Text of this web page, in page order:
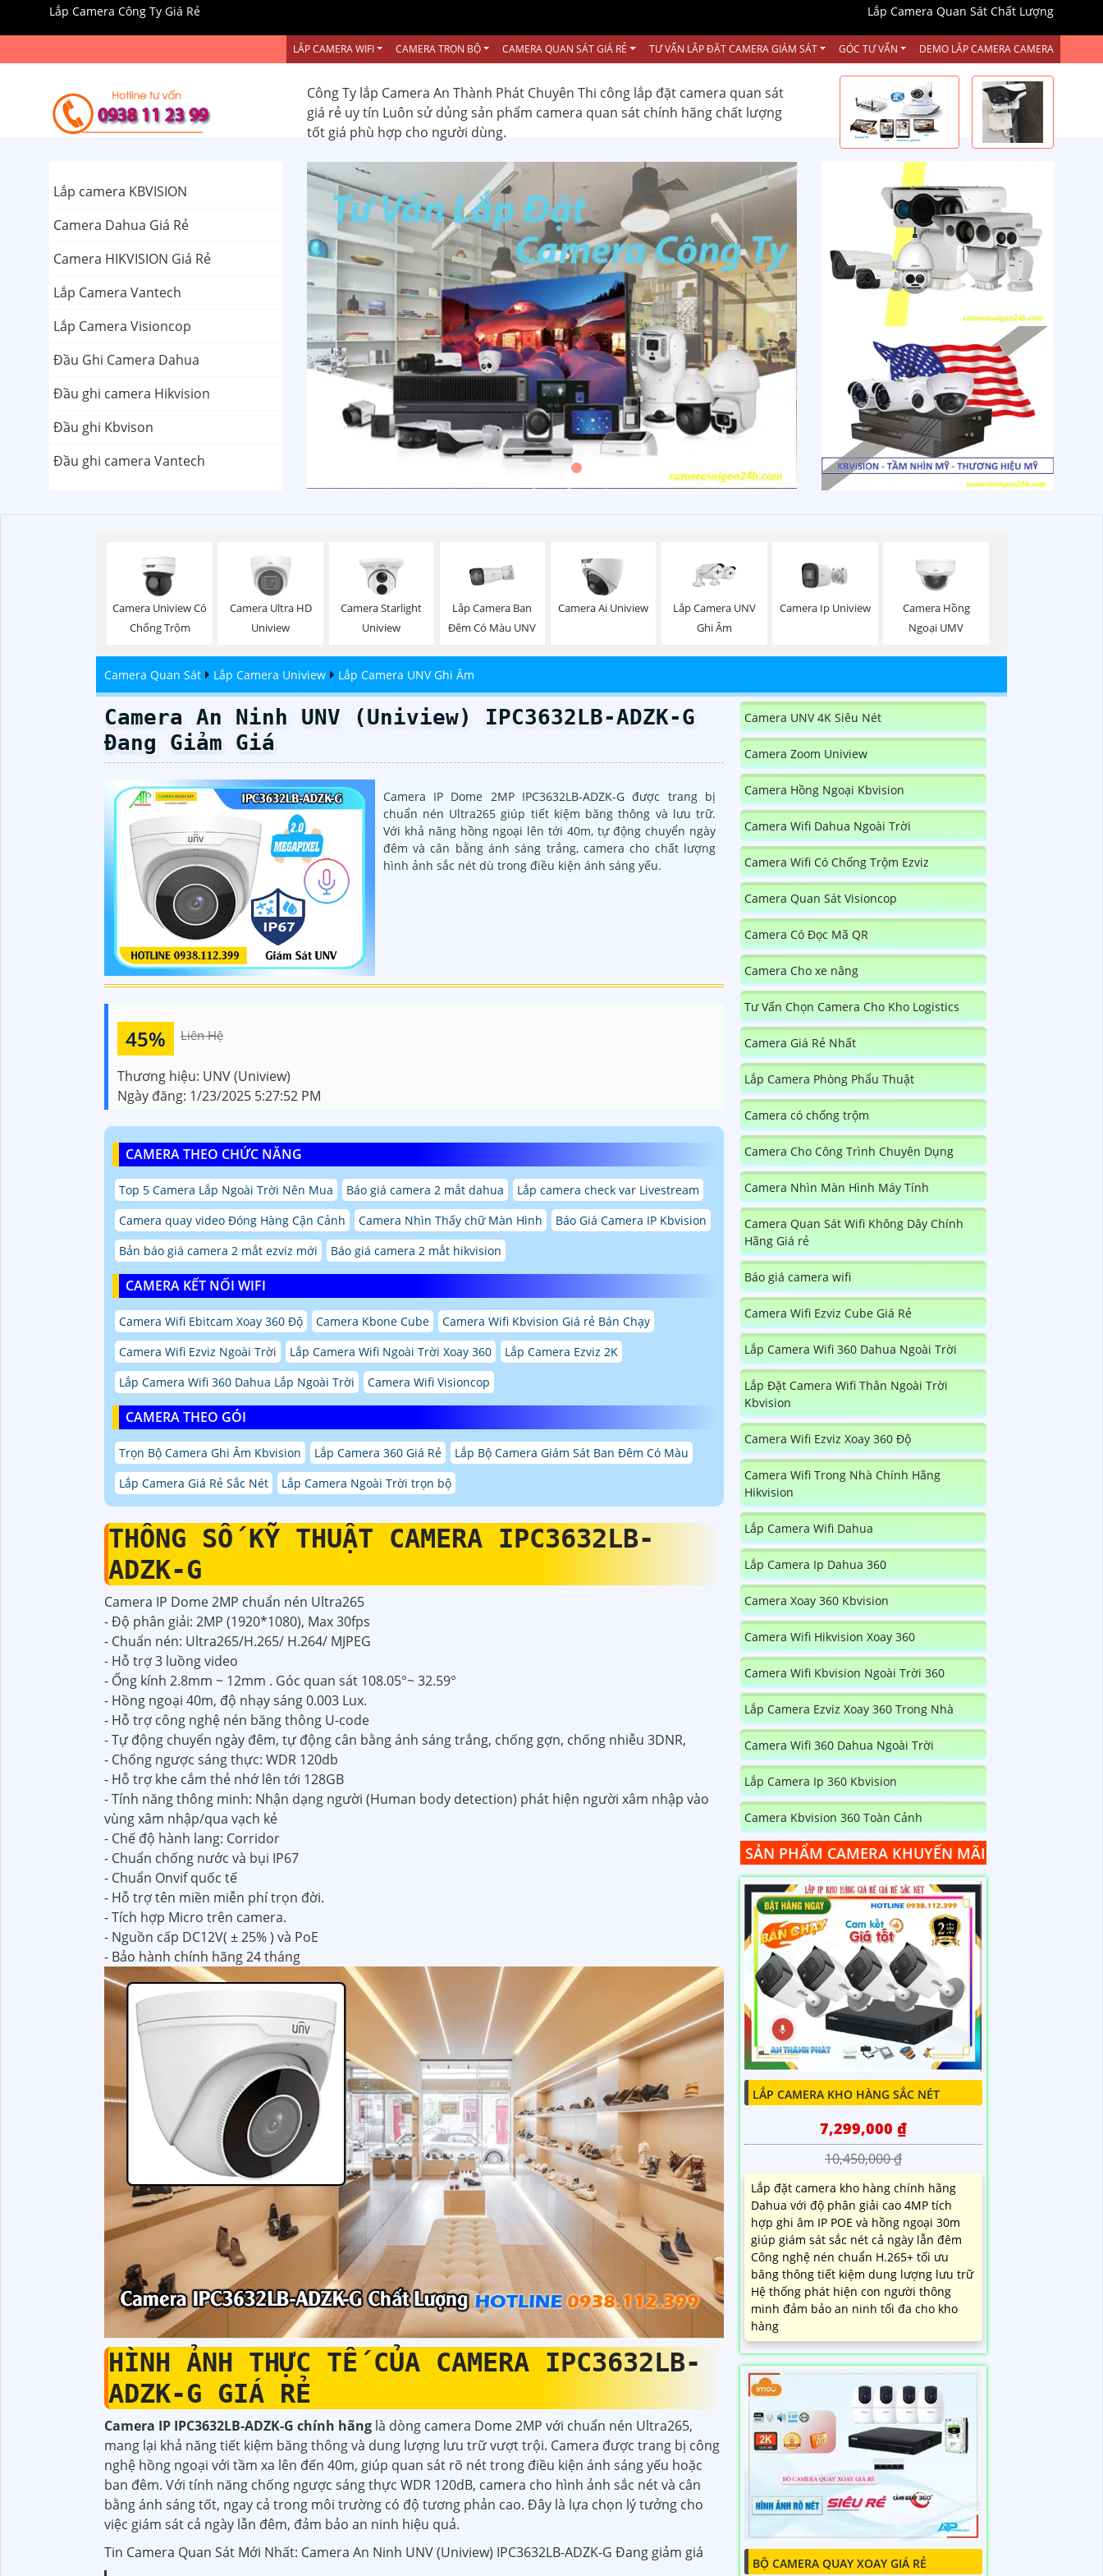
Lắp Camera Công Ty Giá Rẻ Lắp Camera Quan Sát Chất Lượng
LẮP CAMERA WIFI CAMERA TRỌN BỘ CAMERA QUAN SÁT GIÁ RẺ TƯ VẤN LẮP ĐẶT CAMERA GIÁM SÁT GÓC TƯ VẤN DEMO LẮP CAMERA CAMERA
Công Ty lắp Camera An Thành Phát Chuyên Thi công lắp đặt camera quan sát
giá rẻ uy tín Luôn sử dủng sản phẩm camera quan sát chính hãng chất lượng
tốt giá phù hợp cho người dùng.
Lắp camera KBVISION
Camera Dahua Giá Rẻ
Camera HIKVISION Giá Rẻ
Lắp Camera Vantech
Lắp Camera Visioncop
Đầu Ghi Camera Dahua
Đầu ghi camera Hikvision
Đầu ghi Kbvison
Đầu ghi camera Vantech
Camera Uniview Có
Chống Trộm
Camera Ultra HD
Uniview
Camera Starlight
Uniview
Lắp Camera Ban
Đêm Có Màu UNV
Camera Ai Uniview
Lắp Camera UNV
Ghi Âm
Camera Ip Uniview
Camera Hồng
Ngoại UMV
Camera Quan Sát Lắp Camera Uniview Lắp Camera UNV Ghi Âm
Camera An Ninh UNV (Uniview) IPC3632LB-ADZK-G
Đang Giảm Giá
Camera IP Dome 2MP IPC3632LB-ADZK-G được trang bị
chuẩn nén Ultra265 giúp tiết kiệm băng thông và lưu trữ.
Với khả năng hồng ngoại lên tới 40m, tự động chuyển ngày
đêm và cân bằng ánh sáng trắng, camera cho chất lượng
hình ảnh sắc nét dù trong điều kiện ánh sáng yếu.
45% Liên Hệ
Thương hiệu: UNV (Uniview)
Ngày đăng: 1/23/2025 5:27:52 PM
CAMERA THEO CHỨC NĂNG
Top 5 Camera Lắp Ngoài Trời Nên Mua Báo giá camera 2 mắt dahua
Lắp camera check var Livestream
Camera quay video Đóng Hàng Cận Cảnh
Camera Nhìn Thấy chữ Màn Hình
Báo Giá Camera IP Kbvision
Bản báo giá camera 2 mắt ezviz mới
Báo giá camera 2 mắt hikvision
CAMERA KẾT NỐI WIFI
Camera Wifi Ebitcam Xoay 360 Độ Camera Kbone Cube
Camera Wifi Kbvision Giá rẻ Bán Chạy
Camera Wifi Ezviz Ngoài Trời
Lắp Camera Wifi Ngoài Trời Xoay 360
Lắp Camera Ezviz 2K
Lắp Camera Wifi 360 Dahua Lắp Ngoài Trời
Camera Wifi Visioncop
CAMERA THEO GÓI
Trọn Bộ Camera Ghi Âm Kbvision Lắp Camera 360 Giá Rẻ
Lắp Bộ Camera Giám Sát Ban Đêm Có Màu
Lắp Camera Giá Rẻ Sắc Nét
Lắp Camera Ngoài Trời trọn bộ
THÔNG SỐ KỸ THUẬT CAMERA IPC3632LB-
ADZK-G
Camera IP Dome 2MP chuẩn nén Ultra265
- Độ phân giải: 2MP (1920*1080), Max 30fps
- Chuẩn nén: Ultra265/H.265/ H.264/ MJPEG
- Hỗ trợ 3 luồng video
- Ống kính 2.8mm ~ 12mm . Góc quan sát 108.05°~ 32.59°
- Hồng ngoại 40m, độ nhạy sáng 0.003 Lux.
- Hỗ trợ công nghệ nén băng thông U-code
- Tự động chuyển ngày đêm, tự động cân bằng ánh sáng trắng, chống gợn, chống nhiễu 3DNR,
- Chống ngược sáng thực: WDR 120db
- Hỗ trợ khe cắm thẻ nhớ lên tới 128GB
- Tính năng thông minh: Nhận dạng người (Human body detection) phát hiện người xâm nhập vào
vùng xâm nhập/qua vạch kẻ
- Chế độ hành lang: Corridor
- Chuẩn chống nước và bụi IP67
- Chuẩn Onvif quốc tế
- Hỗ trợ tên miền miễn phí trọn đời.
- Tích hợp Micro trên camera.
- Nguồn cấp DC12V( ± 25% ) và PoE
- Bảo hành chính hãng 24 tháng
HÌNH ẢNH THỰC TẾ CỦA CAMERA IPC3632LB-
ADZK-G GIÁ RẺ
Camera IP IPC3632LB-ADZK-G chính hãng là dòng camera Dome 2MP với chuẩn nén Ultra265,
mang lại khả năng tiết kiệm băng thông và dung lượng lưu trữ vượt trội. Camera được trang bị công
nghệ hồng ngoại với tầm xa lên đến 40m, giúp quan sát rõ nét trong điều kiện ánh sáng yếu hoặc
ban đêm. Với tính năng chống ngược sáng thực WDR 120dB, camera cho hình ảnh sắc nét và cân
bằng ánh sáng tốt, ngay cả trong môi trường có độ tương phản cao. Đây là lựa chọn lý tưởng cho
việc giám sát cả ngày lẫn đêm, đảm bảo an ninh hiệu quả.
Tin Camera Quan Sát Mới Nhất: Camera An Ninh UNV (Uniview) IPC3632LB-ADZK-G Đang giảm giá
Camera UNV 4K Siêu Nét
Camera Zoom Uniview
Camera Hồng Ngoại Kbvision
Camera Wifi Dahua Ngoài Trời
Camera Wifi Có Chống Trộm Ezviz
Camera Quan Sát Visioncop
Camera Có Đọc Mã QR
Camera Cho xe nâng
Tư Vấn Chọn Camera Cho Kho Logistics
Camera Giá Rẻ Nhất
Lắp Camera Phòng Phẩu Thuật
Camera có chống trộm
Camera Cho Công Trình Chuyên Dụng
Camera Nhìn Màn Hình Máy Tính
Camera Quan Sát Wifi Không Dây Chính
Hãng Giá rẻ
Báo giá camera wifi
Camera Wifi Ezviz Cube Giá Rẻ
Lắp Camera Wifi 360 Dahua Ngoài Trời
Lắp Đặt Camera Wifi Thân Ngoài Trời
Kbvision
Camera Wifi Ezviz Xoay 360 Độ
Camera Wifi Trong Nhà Chính Hãng
Hikvision
Lắp Camera Wifi Dahua
Lắp Camera Ip Dahua 360
Camera Xoay 360 Kbvision
Camera Wifi Hikvision Xoay 360
Camera Wifi Kbvision Ngoài Trời 360
Lắp Camera Ezviz Xoay 360 Trong Nhà
Camera Wifi 360 Dahua Ngoài Trời
Lắp Camera Ip 360 Kbvision
Camera Kbvision 360 Toàn Cảnh
SẢN PHẨM CAMERA KHUYẾN MÃI
LẮP CAMERA KHO HÀNG SẮC NÉT
7,299,000 ₫
10,450,000 ₫
Lắp đặt camera kho hàng chính hãng
Dahua với độ phân giải cao 4MP tích
hợp ghi âm IP POE và hồng ngoại 30m
giúp giám sát sắc nét cả ngày lẫn đêm
Công nghệ nén chuẩn H.265+ tối ưu
băng thông tiết kiệm dung lượng lưu trữ
Hệ thống phát hiện con người thông
minh đảm bảo an ninh tối đa cho kho
hàng
BỘ CAMERA QUAY XOAY GIÁ RẺ